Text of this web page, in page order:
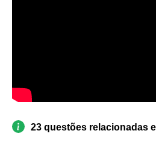
23 questões relacionadas